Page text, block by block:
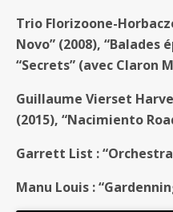
Trio Florizoone-
Novo” (2008), “Balades
“Secrets” (avec Claron
Guillaume Vierset
(2015), “Nacimiento
Garrett List :
Manu Louis :